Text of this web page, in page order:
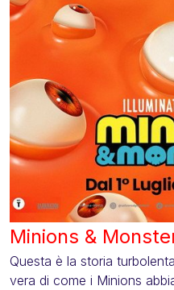
Minions &
Questa è la storia
vera di come i Minions